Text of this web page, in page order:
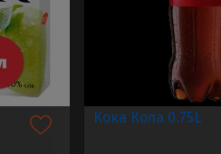
Кока Кола 0.75L